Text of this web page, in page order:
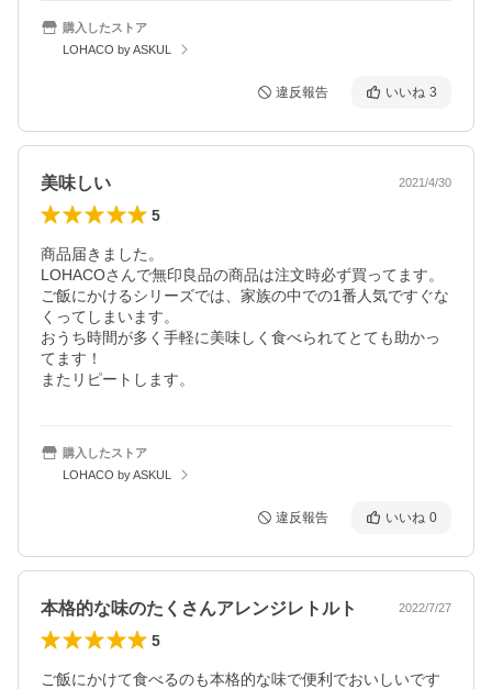
購入したストア
LOHACO by ASKUL
違反報告 いいね 3
美味しい 2021/4/30
5
商品届きました。
LOHACOさんで無印良品の商品は注文時必ず買ってます。
ご飯にかけるシリーズでは、家族の中での1番人気ですぐな
くってしまいます。
おうち時間が多く手軽に美味しく食べられてとても助かっ
てます！
またリピートします。
購入したストア
LOHACO by ASKUL
違反報告 いいね 0
本格的な味のたくさんアレンジレトルト 2022/7/27
5
ご飯にかけて食べるのも本格的な味で便利でおいしいです